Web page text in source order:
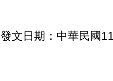
發文日期：中華民國